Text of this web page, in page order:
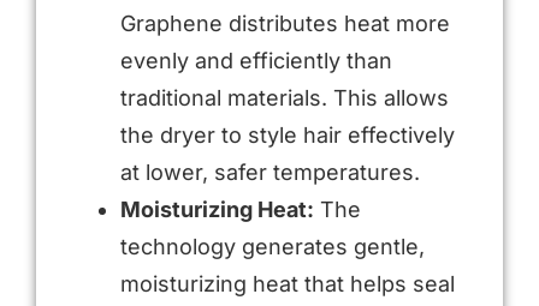
Graphene distributes heat more
evenly and efficiently than
traditional materials. This allows
the dryer to style hair effectively
at lower, safer temperatures.
Moisturizing Heat: The
technology generates gentle,
moisturizing heat that helps seal
Arabic